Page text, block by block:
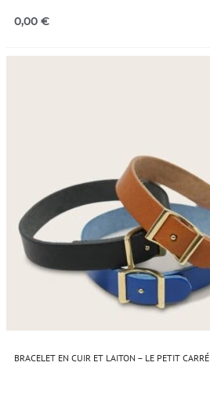
0,00 €
BRACELET EN CUIR ET LAITON – LE PETIT CARRÉ